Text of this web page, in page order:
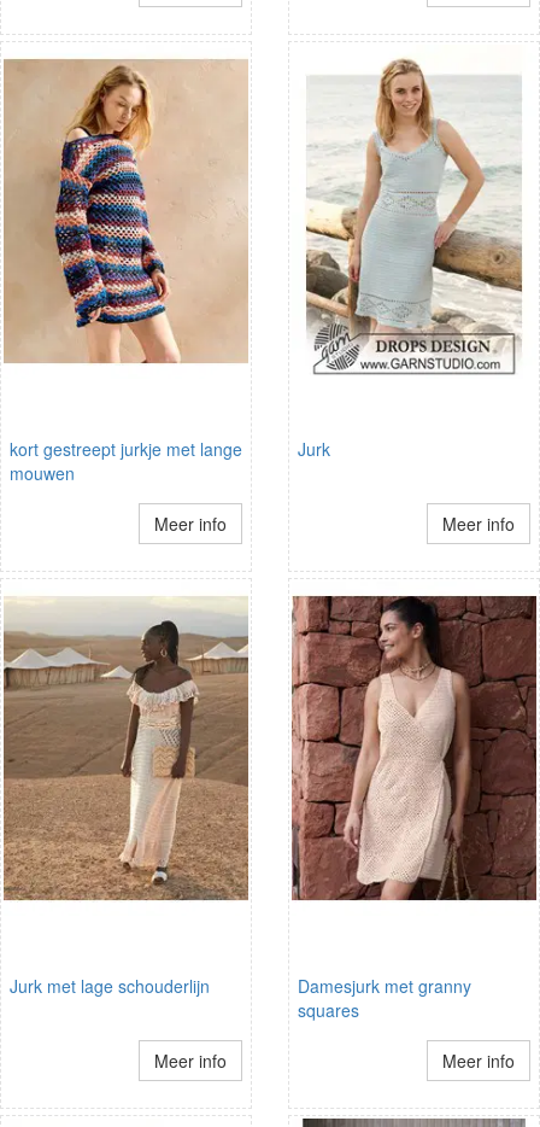
kort gestreept jurkje met lange
mouwen
Meer info
Jurk
Meer info
Jurk met lage schouderlijn
Meer info
Damesjurk met granny
squares
Meer info